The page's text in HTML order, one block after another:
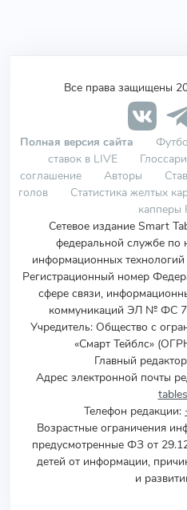
Все права защищены
Полная версия сайта
ставок в LIVE
соглашение
Авторы
голов
Статистика желтых
капперы
Сетевое издание Smart
федеральной службе по
информационных
Регистрационный номер
сфере связи,
коммуникаций ЭЛ № ФС
Учредитель: Общество с
«Смарт Тейблс»
Главный
Адрес электронной почты
Телефон редакции:
Возрастные ограничения
предусмотренные ФЗ от
детей от информации,
и